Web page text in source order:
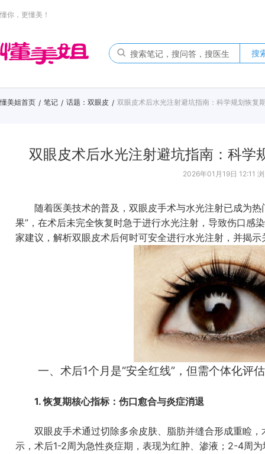
懂你，更懂美！
搜
懂美姐首页 / 笔记 / 话题：双眼皮 / 双眼皮术后水光注射避坑指南：科学规划恢复
双眼皮术后水光注射避坑指南：科学
2026年01月19日 12:11
随着医美技术的普及，双眼皮手术与水光注射已成为热
果”，在术后未完全恢复时急于进行水光注射，导致伤口感
家建议，解析双眼皮术后何时可安全进行水光注射，并揭
一、术后1个月是“安全红线”，但需个体化评估
1. 恢复期核心指标：伤口愈合与炎症消退
双眼皮手术通过切除多余皮肤、脂肪并缝合形成重睑，
示，术后1-2周为急性炎症期，表现为红肿、渗液；2-4周